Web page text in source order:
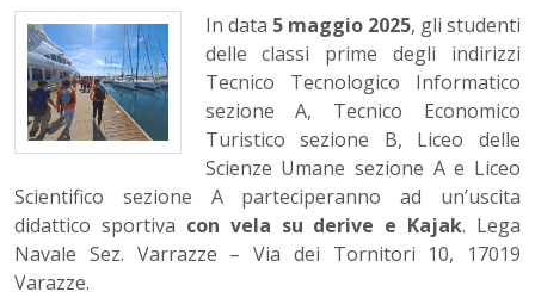
In data 5 maggio 2025, gli studenti
delle classi prime degli indirizzi
Tecnico Tecnologico Informatico
sezione A, Tecnico Economico
Turistico sezione B, Liceo delle
Scienze Umane sezione A e Liceo
Scientifico sezione A parteciperanno ad un’uscita
didattico sportiva con vela su derive e Kajak. Lega
Navale Sez. Varrazze – Via dei Tornitori 10, 17019
Varazze.